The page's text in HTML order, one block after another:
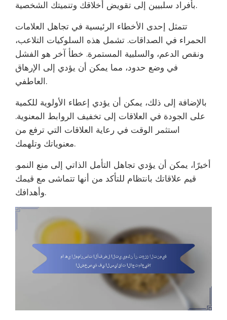
بأفراد سلبيين إلى تقويض أخلاقك وتنميتك الشخصية.
تتمثل إحدى الأخطاء الرئيسية في تجاهل العلامات
الحمراء في الصداقات. تشمل هذه السلوكيات التلاعب،
ونقص الدعم، والسلبية المستمرة. خطأ آخر هو الفشل
في وضع حدود، مما يمكن أن يؤدي إلى الإرهاق
العاطفي.
بالإضافة إلى ذلك، يمكن أن يؤدي إعطاء الأولوية للكمية
على الجودة في العلاقات إلى تخفيف الروابط المعنوية.
استثمر الوقت في رعاية العلاقات التي ترفع من
معنوياتك وتلهمك.
أخيرًا، يمكن أن يؤدي تجاهل التأمل الذاتي إلى منع النمو.
قيم علاقاتك بانتظام للتأكد من أنها تتماشى مع قيمك
وأهدافك.